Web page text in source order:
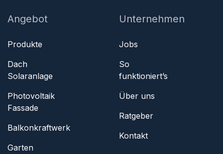
Angebot
Produkte
Dach
Solaranlage
Photovoltaik
Fassade
Balkonkraftwerk
Garten
Unternehmen
Jobs
So
funktioniert’s
Über uns
Ratgeber
Kontakt